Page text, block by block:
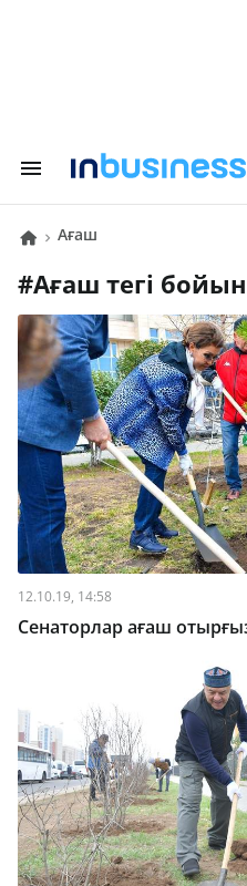
ағаш
# ағаш тегі
12.10.19, 14:58
Сенаторлар ағаш